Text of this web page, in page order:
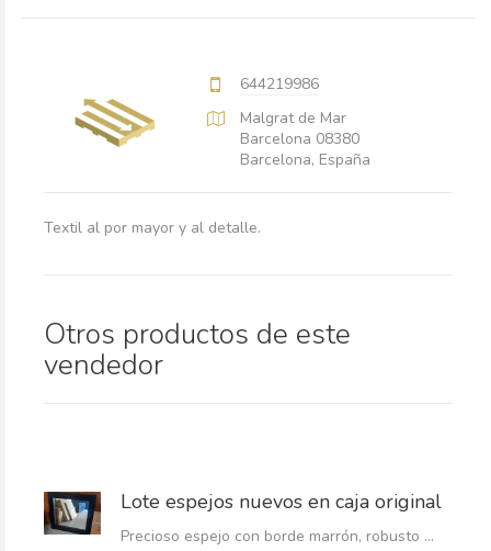
644219986
Malgrat de Mar
Barcelona 08380
Barcelona, España
Textil al por mayor y al detalle.
Otros productos de este
vendedor
Lote espejos nuevos en caja original
Precioso espejo con borde marrón, robusto ...